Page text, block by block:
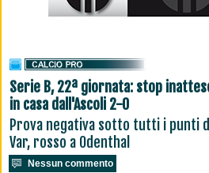
Serie B, 22ª giornata: stop
in casa dall'Ascoli 2-0
Prova negativa sotto tutti i punti
Var, rosso a Odenthal
Nessun commento